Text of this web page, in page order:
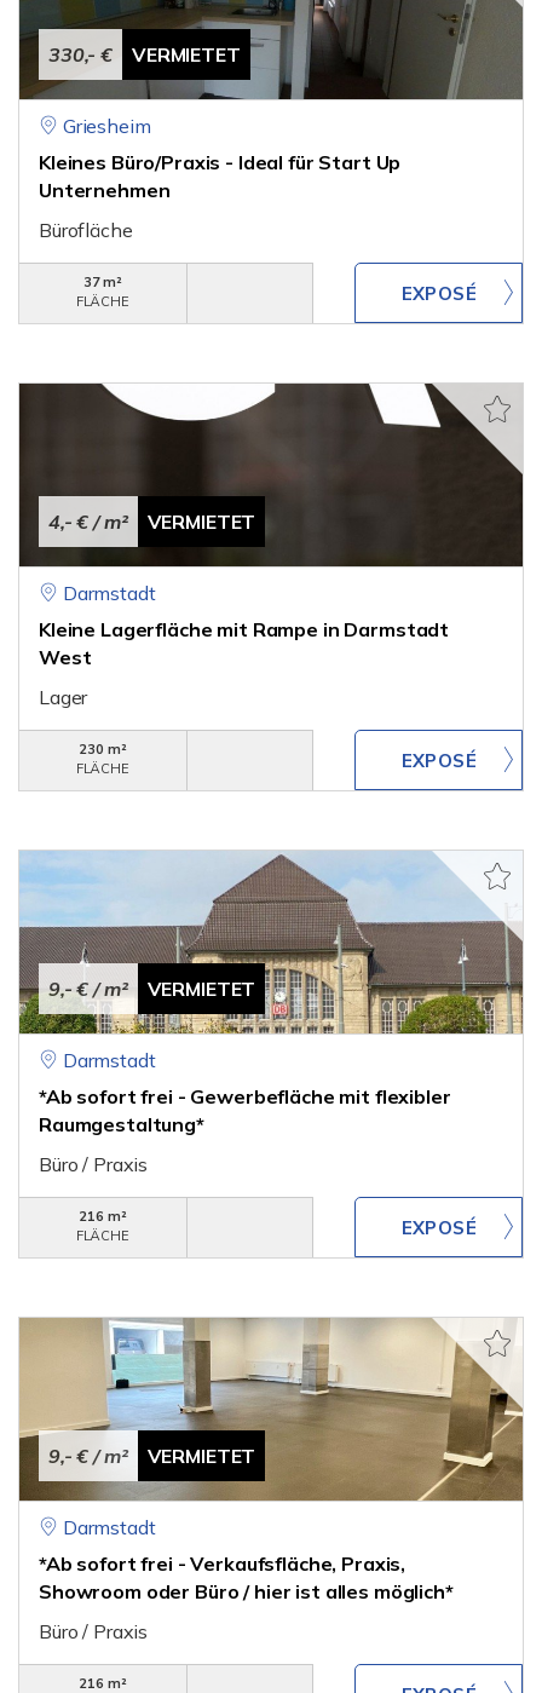
330,- € VERMIETET
Griesheim
Kleines Büro/Praxis - Ideal für Start Up
Unternehmen
Bürofläche
37 m²
FLÄCHE
4,- €/ m² VERMIETET
Darmstadt
Kleine Lagerfläche mit Rampe in Darmstadt
West
Lager
230 m²
FLÄCHE
9,- €/ m² VERMIETET
Darmstadt
*Ab sofort frei - Gewerbefläche mit flexibler
Raumgestaltung*
Büro / Praxis
216 m²
FLÄCHE
9,- €/ m² VERMIETET
Darmstadt
*Ab sofort frei - Verkaufsfläche, Praxis,
Showroom oder Büro / hier ist alles möglich*
Büro / Praxis
216 m²